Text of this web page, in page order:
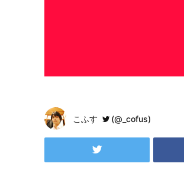
こふす (@_cofus)